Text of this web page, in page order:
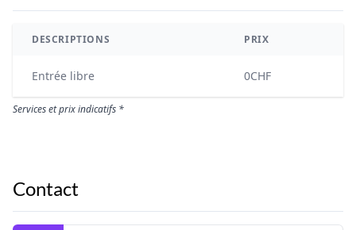
DESCRIPTIONS PRIX
Entrée libre 0CHF
Services et prix indicatifs *
Contact